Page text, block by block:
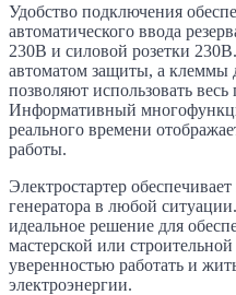
Удобство подключения
автоматического ввода
230В и силовой розетки
автоматом защиты, а клеммы
позволяют использовать весь
Информативный
реального времени
работы.
Электростартер
генератора в любой
идеальное решение для
мастерской или
уверенностью работать и
электроэнергии.